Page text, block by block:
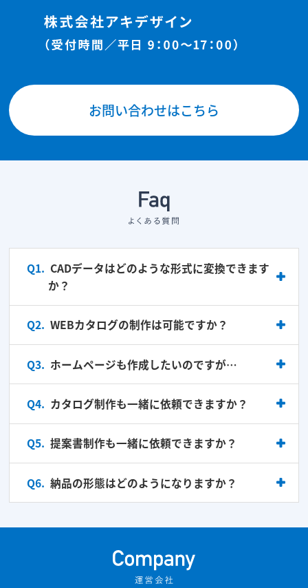
お問い合わせはこちら
Q1. CADデータはどのような形式に変換できます
か？
Q2. WEBカタログの制作は可能ですか？
Q3. ホームページも作成したいのですが…
Q4. カタログ制作も一緒に依頼できますか？
Q5. 提案書制作も一緒に依頼できますか？
Q6. 納品の形態はどのようになりますか？